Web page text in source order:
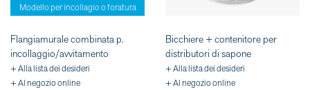
Modello per incollagio o foratura
Flangiamurale combinata p.
incollaggio/avvitamento
+ Alla lista dei desideri
+ Al negozio online
Bicchiere + contenitore per
distributori di sapone
+ Alla lista dei desideri
+ Al negozio online